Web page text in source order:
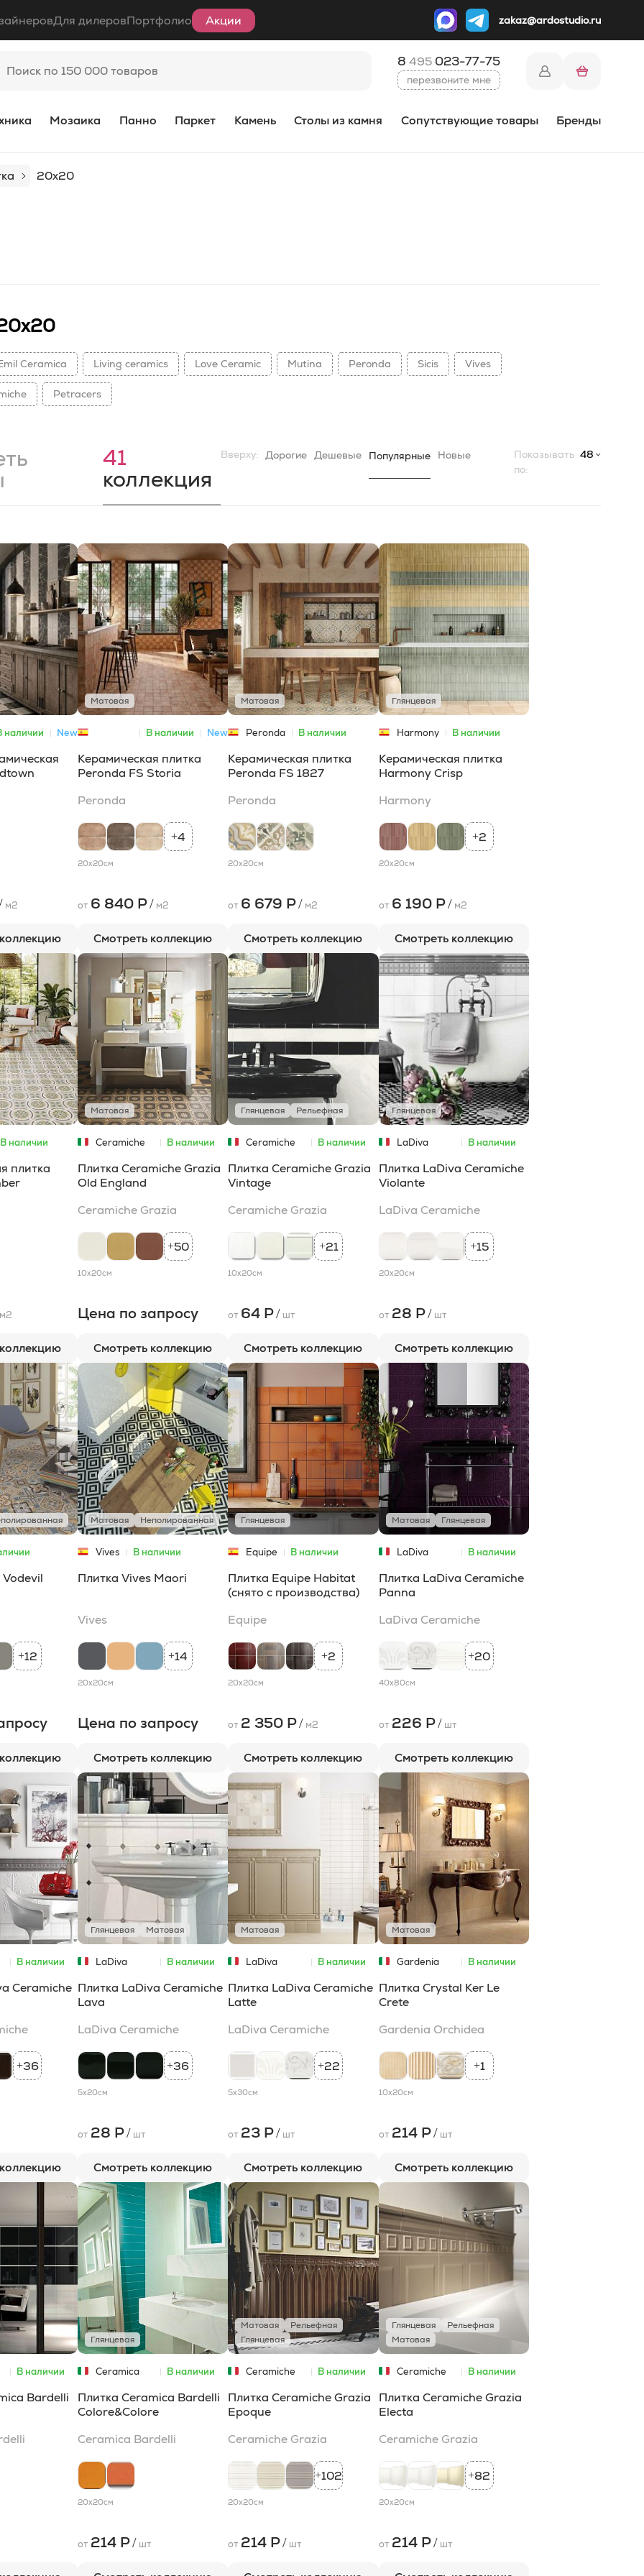
Для дилеровПортфолио Акции zakaz@ardostudio.ru
8 495 023-77-75
перезвоните мне
Мозаика Панно Паркет Камень Столы из камня Сопутствующие товары Бренды
20x20
Ceramica Living ceramics Love Ceramic Mutina Peronda Sicis Vives
Petracers
41
коллекция
Вверху: Дорогие Дешевые Популярные Новые
Показывать
по:
48
наличии New
м2
Матовая
В наличии New
Керамическая плитка
Peronda FS Storia
Peronda
+4
20x20см
от 6 840 Р/ м2
Смотреть коллекцию
Матовая
Peronda В наличии
Керамическая плитка
Peronda FS 1827
Peronda
20x20см
от 6 679 Р/ м2
Смотреть коллекцию
Глянцевая
Harmony В наличии
Керамическая плитка
Harmony Crisp
Harmony
+2
20x20см
от 6 190 Р/ м2
Смотреть коллекцию
В наличии
плитка
м2
Матовая
Ceramiche В наличии
Плитка Ceramiche Grazia
Old England
Ceramiche Grazia
+50
10x20см
Цена по запросу
Смотреть коллекцию
Глянцевая Рельефная
Ceramiche В наличии
Плитка Ceramiche Grazia
Vintage
Ceramiche Grazia
+21
10x20см
от 64 Р/ шт
Смотреть коллекцию
Глянцевая
LaDiva В наличии
Плитка LaDiva Сeramiche
Violante
LaDiva Сeramiche
+15
20x20см
от 28 Р/ шт
Смотреть коллекцию
+12
Матовая Неполированная
Vives В наличии
Плитка Vives Maori
Vives
+14
20x20см
Цена по запросу
Смотреть коллекцию
Глянцевая
Equipe В наличии
Плитка Equipe Habitat
(снято с производства)
Equipe
+2
20x20см
от 2 350 Р/ м2
Смотреть коллекцию
Матовая Глянцевая
LaDiva В наличии
Плитка LaDiva Сeramiche
Panna
LaDiva Сeramiche
+20
40x80см
от 226 Р/ шт
Смотреть коллекцию
В наличии
Сeramiche
+36
Глянцевая Матовая
LaDiva В наличии
Плитка LaDiva Сeramiche
Lava
LaDiva Сeramiche
+36
5x20см
от 28 Р/ шт
Смотреть коллекцию
Матовая
LaDiva В наличии
Плитка LaDiva Сeramiche
Latte
LaDiva Сeramiche
+22
5x30см
от 23 Р/ шт
Смотреть коллекцию
Матовая
Gardenia В наличии
Плитка Crystal Ker Le
Crete
Gardenia Orchidea
+1
10x20см
от 214 Р/ шт
Смотреть коллекцию
В наличии
Bardelli
Глянцевая
Ceramica В наличии
Плитка Ceramica Bardelli
Colore&Colore
Ceramica Bardelli
20x20см
от 214 Р/ шт
Матовая
Рельефная
Глянцевая
Ceramiche В наличии
Плитка Ceramiche Grazia
Epoque
Ceramiche Grazia
+102
20x20см
от 214 Р/ шт
Глянцевая
Рельефная
Матовая
Ceramiche В наличии
Плитка Ceramiche Grazia
Electa
Ceramiche Grazia
+82
20x20см
от 214 Р/ шт